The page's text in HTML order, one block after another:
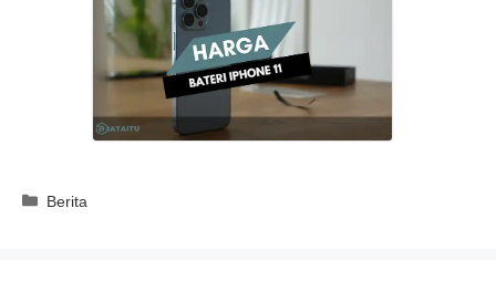
Categories
Berita